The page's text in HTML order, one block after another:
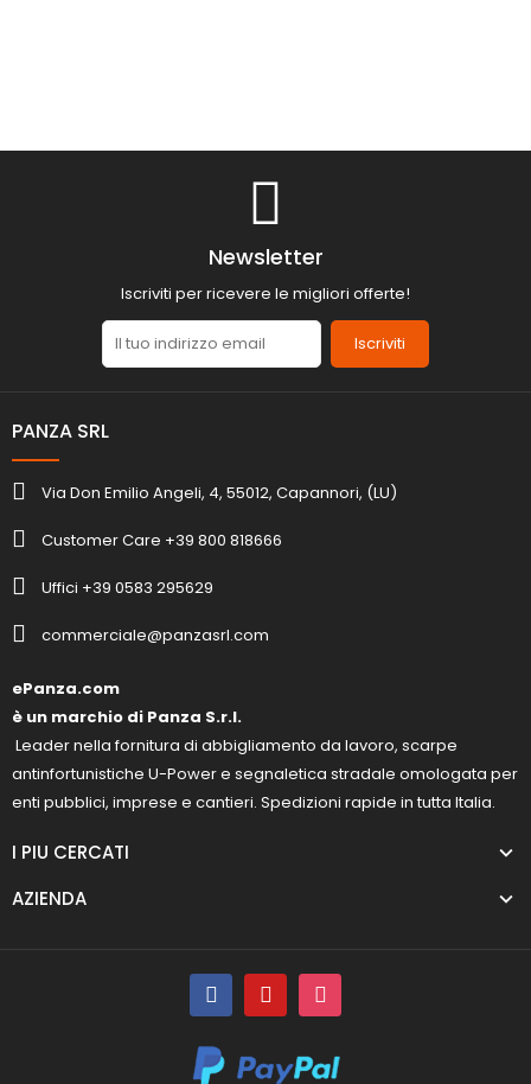
Newsletter
Iscriviti per ricevere le migliori offerte!
Iscriviti
PANZA SRL
Via Don Emilio Angeli, 4, 55012, Capannori, (LU)
Customer Care +39 800 818666
Uffici +39 0583 295629
commerciale@panzasrl.com
ePanza.com
è un marchio di Panza S.r.l.
Leader nella fornitura di abbigliamento da lavoro, scarpe
antinfortunistiche U-Power e segnaletica stradale omologata per
enti pubblici, imprese e cantieri. Spedizioni rapide in tutta Italia.
I PIU CERCATI
AZIENDA